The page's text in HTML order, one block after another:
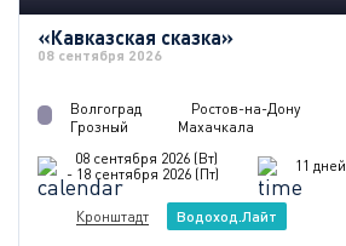
«Кавказская сказка»
08 сентября 2026
Волгоград Ростов-на-Дону
Грозный
Махачкала
08 сентября 2026 (Вт)
- 18 сентября 2026 (Пт)
11 дней
Кронштадт Водоход.Лайт